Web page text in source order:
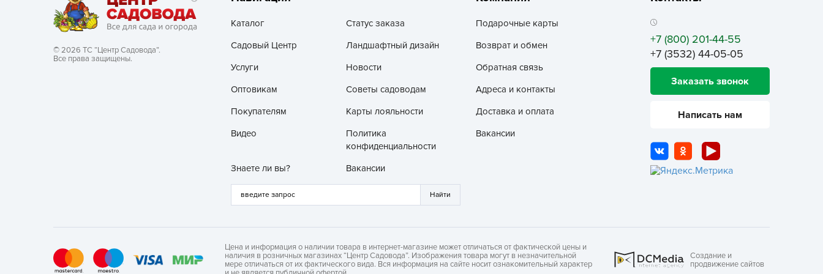
Зеленый ковер
ЗЕЛЕНЫЙ УГОЛОК
Земля-Матушка
МАНУЛ
МосАгро
Мультифлор
© 2026 ТС “Центр Садовода”.
Все права защищены.
Каталог
Статус заказа
Садовый Центр
Ландшафтный дизайн
Услуги
Новости
Оптовикам
Советы садоводам
Покупателям
Карты лояльности
Видео
Политика
конфиденциальности
Знаете ли вы?
Вакансии
Подарочные карты
Возврат и обмен
Обратная связь
Адреса и контакты
Доставка и оплата
Вакансии
+7 (800) 201-44-55
+7 (3532) 44-05-05
Заказать звонок
Написать нам
Цена и информация о наличии товара в интернет-магазине может отличаться от фактической цены и
наличия в розничных магазинах “Центр Садовода”. Изображения товара могут в незначительной
мере отличаться от их фактического вида. Вся информация на сайте носит ознакомительный характер
Создание и
продвижение сайтов